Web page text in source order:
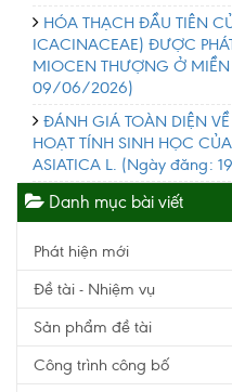
HÓA THẠCH ĐẦU TIÊN
ICACINACEAE) ĐƯỢC
MIOCEN THƯỢNG Ở
09/06/2026)
ĐÁNH GIÁ TOÀN DIỆN
HOẠT TÍNH SINH HỌC
ASIATICA L. (Ngày đăng:
Danh mục bài viết
Phát hiện mới
Đề tài - Nhiệm vụ
Sản phẩm đề tài
Công trình công bố